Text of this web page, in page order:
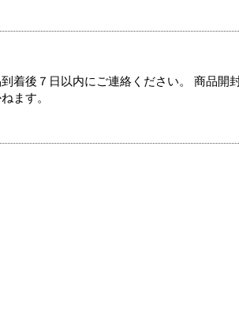
着後７日以内にご連絡ください。 商品開
ます。